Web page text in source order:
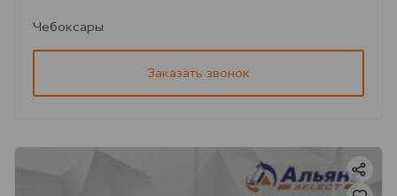
Чебоксары
Заказать звонок